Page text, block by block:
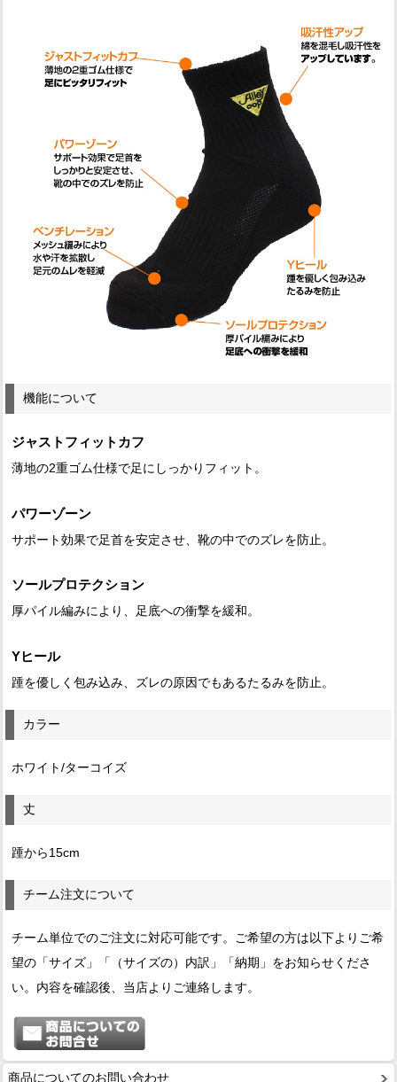
機能について
ジャストフィットカフ
薄地の2重ゴム仕様で足にしっかりフィット。
パワーゾーン
サポート効果で足首を安定させ、靴の中でのズレを防止。
ソールプロテクション
厚パイル編みにより、足底への衝撃を緩和。
Yヒール
踵を優しく包み込み、ズレの原因でもあるたるみを防止。
カラー
ホワイト/ターコイズ
丈
踵から15cm
チーム注文について
チーム単位でのご注文に対応可能です。ご希望の方は以下よりご希
望の「サイズ」「（サイズの）内訳」「納期」をお知らせくださ
い。内容を確認後、当店よりご連絡します。
商品についてのお問い合わせ